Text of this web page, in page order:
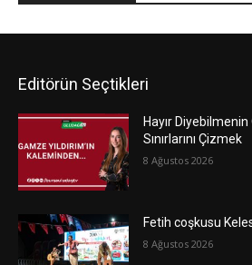
Editörün Seçtikleri
Hayır
Sınırlarını Çizmek
8 Ağustos 2026
Fetih coşkusu
8 Ağustos 2026